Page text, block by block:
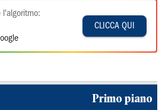
l'algoritmo:
CLICCA QUI
Primo piano